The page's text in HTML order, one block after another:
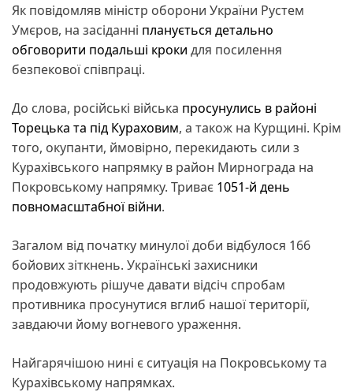
Як повідомляв міністр оборони України Рустем
Умєров, на засіданні планується детально
обговорити подальші кроки для посилення
безпекової співпраці.
До слова, російські війська просунулись в районі
Торецька та під Кураховим, а також на Курщині. Крім
того, окупанти, ймовірно, перекидають сили з
Курахівського напрямку в район Мирнограда на
Покровському напрямку. Триває 1051-й день
повномасштабної війни.
Загалом від початку минулої доби відбулося 166
бойових зіткнень. Українські захисники
продовжують рішуче давати відсіч спробам
противника просунутися вглиб нашої території,
завдаючи йому вогневого ураження.
Найгарячішою нині є ситуація на Покровському та
Курахівському напрямках.